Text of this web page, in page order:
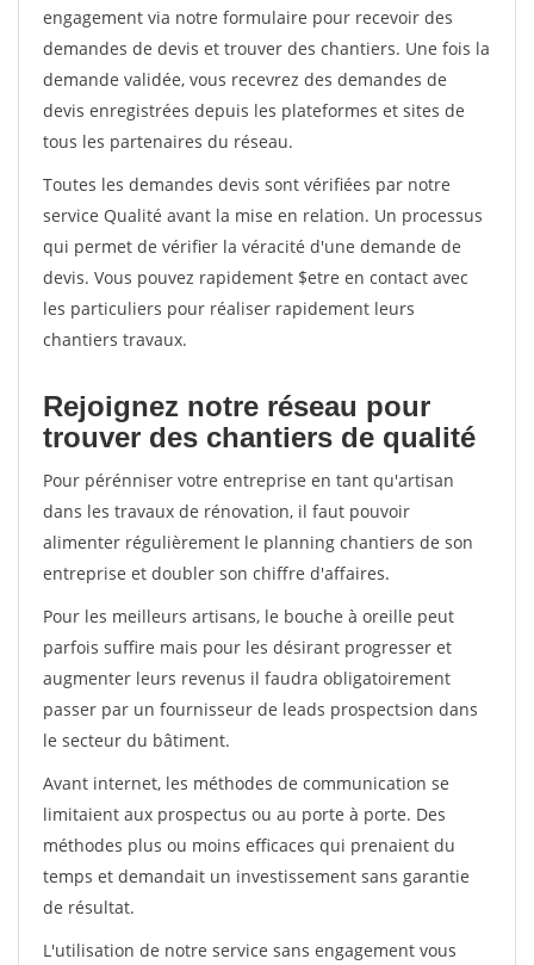
engagement via notre formulaire pour recevoir des
demandes de devis et trouver des chantiers. Une fois la
demande validée, vous recevrez des demandes de
devis enregistrées depuis les plateformes et sites de
tous les partenaires du réseau.
Toutes les demandes devis sont vérifiées par notre
service Qualité avant la mise en relation. Un processus
qui permet de vérifier la véracité d'une demande de
devis. Vous pouvez rapidement $etre en contact avec
les particuliers pour réaliser rapidement leurs
chantiers travaux.
Rejoignez notre réseau pour
trouver des chantiers de qualité
Pour pérénniser votre entreprise en tant qu'artisan
dans les travaux de rénovation, il faut pouvoir
alimenter régulièrement le planning chantiers de son
entreprise et doubler son chiffre d'affaires.
Pour les meilleurs artisans, le bouche à oreille peut
parfois suffire mais pour les désirant progresser et
augmenter leurs revenus il faudra obligatoirement
passer par un fournisseur de leads prospectsion dans
le secteur du bâtiment.
Avant internet, les méthodes de communication se
limitaient aux prospectus ou au porte à porte. Des
méthodes plus ou moins efficaces qui prenaient du
temps et demandait un investissement sans garantie
de résultat.
L'utilisation de notre service sans engagement vous